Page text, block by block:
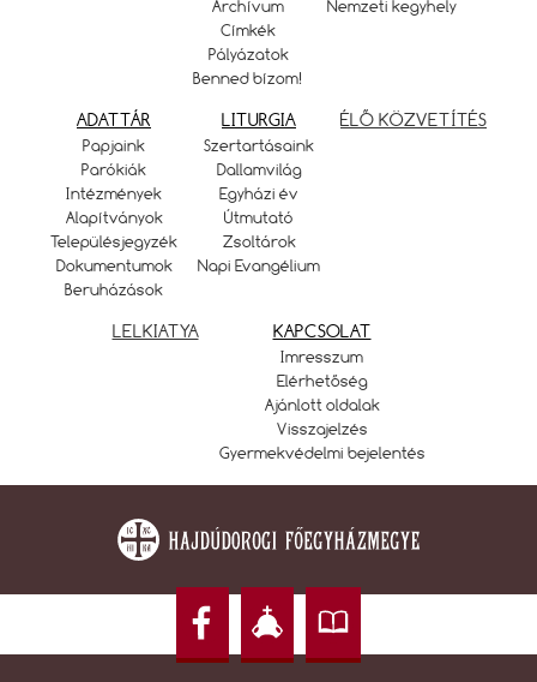
Archívum
Címkék
Pályázatok
Benned bízom!
Nemzeti kegyhely
ADATTÁR
Papjaink
Parókiák
Intézmények
Alapítványok
Településjegyzék
Dokumentumok
Beruházások
LITURGIA
Szertartásaink
Dallamvilág
Egyházi év
Útmutató
Zsoltárok
Napi Evangélium
ÉLŐ KÖZVETÍTÉS
LELKIATYA KAPCSOLAT
Imresszum
Elérhetőség
Ajánlott oldalak
Visszajelzés
Gyermekvédelmi bejelentés